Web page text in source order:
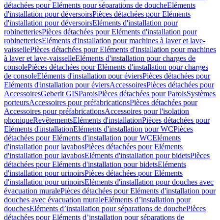
détachées pour Eléments pour séparations de doucheEléments
d'installation pour déversoirsPièces détachées pour Eléments
d'installation pour déversoirsEléments d'installation pour
robinetteriesPièces détachées pour Eléments d'installation pour
robinetteriesEléments d'installation pour machines à laver et lave-
vaissellePièces détachées pour Eléments d'installation pour machines
à laver et lave-vaisselleEléments d'installation pour charges de
consolePièces détachées pour Eléments d'installation pour charges
de consoleEléments d'installation pour éviersPièces détachées pour
Eléments d'installation pour éviersAccessoiresPièces détachées pour
AccessoiresGeberit GISParoisPièces détachées pour ParoisSystèmes
porteursAccessoires pour préfabricationsPièces détachées pour
Accessoires pour préfabricationsAccessoires pour l'isolation
phoniqueRevêtementsEléments d'installationPièces détachées pour
Eléments d'installationEléments d'installation pour WCPièces
détachées pour Eléments d'installation pour WCEléments
d'installation pour lavabosPièces détachées pour Eléments
d'installation pour lavabosEléments d'installation pour bidetsPièces
détachées pour Eléments d'installation pour bidetsEléments
d'installation pour urinoirsPièces détachées pour Eléments
d'installation pour urinoirsEléments d'installation pour douches avec
évacuation muralePièces détachées pour Eléments d'installation pour
douches avec évacuation muraleEléments d’installation pour
douchesEléments d’installation pour séparations de douchePièces
détachées pour Eléments d’installation pour séparations de